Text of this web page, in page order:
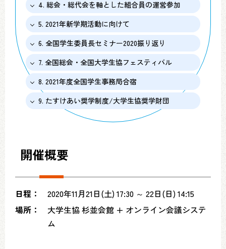
4. 総会・総代会を軸とした組合員の運営参加
5. 2021年新学期活動に向けて
6. 全国学生委員長セミナー2020振り返り
7. 全国総会・全国大学生協フェスティバル
8. 2021年度全国学生事務局合宿
9. たすけあい奨学制度/大学生協奨学財団
開催概要
日程：
2020年11月21日(土) 17:30 ～ 22日(日) 14:15
場所：
大学生協 杉並会館 + オンライン会議システ
ム